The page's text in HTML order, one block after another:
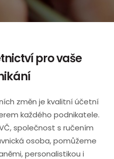
pro vaše
změn je kvalitní účetní
každého podnikatele.
společnost s ručením
osoba, pomůžeme
personalistikou i